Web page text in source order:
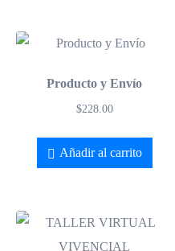
Producto y Envío
$228.00
Añadir al carrito